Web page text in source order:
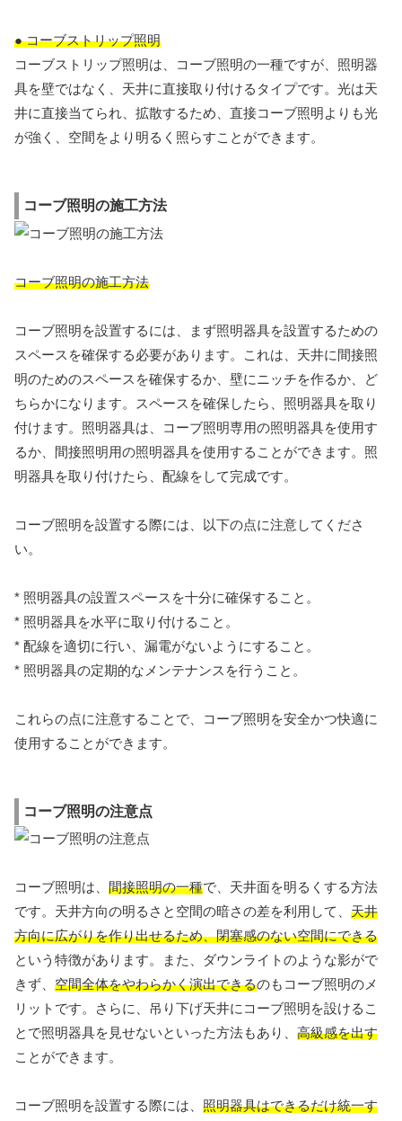
● コーブストリップ照明
コーブストリップ照明は、コーブ照明の一種ですが、照明器
具を壁ではなく、天井に直接取り付けるタイプです。光は天
井に直接当てられ、拡散するため、直接コーブ照明よりも光
が強く、空間をより明るく照らすことができます。
コーブ照明の施工方法
コーブ照明の施工方法
コーブ照明を設置するには、まず照明器具を設置するための
スペースを確保する必要があります。これは、天井に間接照
明のためのスペースを確保するか、壁にニッチを作るか、ど
ちらかになります。スペースを確保したら、照明器具を取り
付けます。照明器具は、コーブ照明専用の照明器具を使用す
るか、間接照明用の照明器具を使用することができます。照
明器具を取り付けたら、配線をして完成です。
コーブ照明を設置する際には、以下の点に注意してくださ
い。
* 照明器具の設置スペースを十分に確保すること。
* 照明器具を水平に取り付けること。
* 配線を適切に行い、漏電がないようにすること。
* 照明器具の定期的なメンテナンスを行うこと。
これらの点に注意することで、コーブ照明を安全かつ快適に
使用することができます。
コーブ照明の注意点
コーブ照明は、 間接照明の一種で、天井面を明るくする方法
です。天井方向の明るさと空間の暗さの差を利用して、 天井
方向に広がりを作り出せるため、閉塞感のない空間にできる
という特徴があります。また、ダウンライトのような影がで
きず、 空間全体をやわらかく演出できるのもコーブ照明のメ
リットです。さらに、吊り下げ天井にコーブ照明を設けるこ
とで照明器具を見せないといった方法もあり、 高級感を出す
ことができます。
コーブ照明を設置する際には、 照明器具はできるだけ統一す